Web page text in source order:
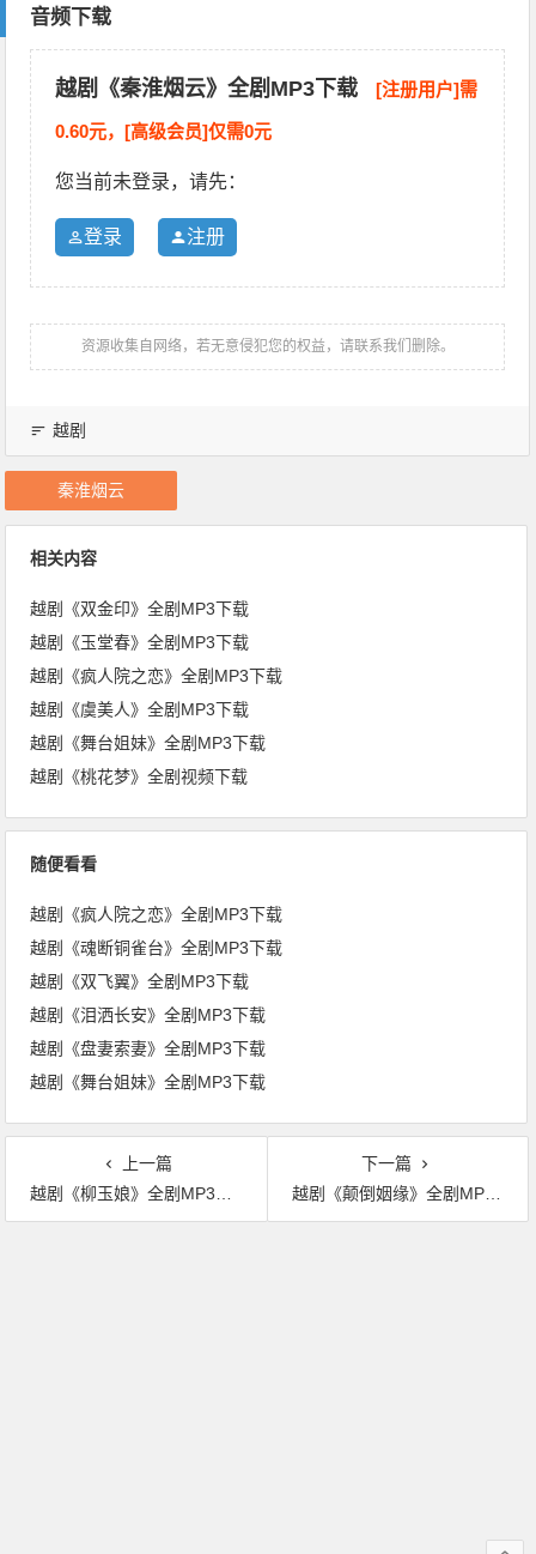
音频下载
越剧《秦淮烟云》全剧MP3下载 [注册用户]需
0.60元，[高级会员]仅需0元
您当前未登录，请先：
登录 注册
资源收集自网络，若无意侵犯您的权益，请联系我们删除。
越剧
秦淮烟云
相关内容
越剧《双金印》全剧MP3下载
越剧《玉堂春》全剧MP3下载
越剧《疯人院之恋》全剧MP3下载
越剧《虞美人》全剧MP3下载
越剧《舞台姐妹》全剧MP3下载
越剧《桃花梦》全剧视频下载
随便看看
越剧《疯人院之恋》全剧MP3下载
越剧《魂断铜雀台》全剧MP3下载
越剧《双飞翼》全剧MP3下载
越剧《泪洒长安》全剧MP3下载
越剧《盘妻索妻》全剧MP3下载
越剧《舞台姐妹》全剧MP3下载
上一篇
越剧《柳玉娘》全剧MP3下载
下一篇
越剧《颠倒姻缘》全剧MP3下载